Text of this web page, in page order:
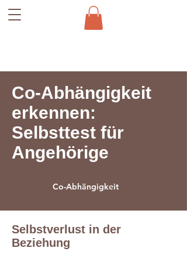
Co-Abhängigkeit
erkennen:
Selbsttest für
Angehörige
Co-Abhängigkeit
Selbstverlust in der
Beziehung